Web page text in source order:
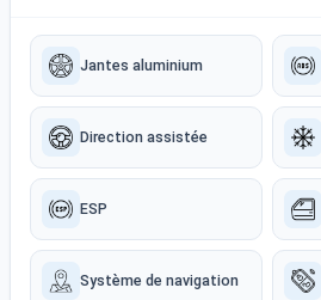
Jantes aluminium
Direction assistée
ESP
Système de navigation